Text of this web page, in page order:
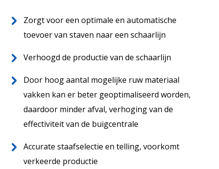
Over ons
Wereldwijd
Aftersales
Zorgt voor een optimale en automatische
toevoer van staven naar een schaarlijn
Verhoogd de productie van de schaarlijn
Door hoog aantal mogelijke ruw materiaal
vakken kan er beter geoptimaliseerd worden,
daardoor minder afval, verhoging van de
effectiviteit van de buigcentrale
Accurate staafselectie en telling, voorkomt
verkeerde productie